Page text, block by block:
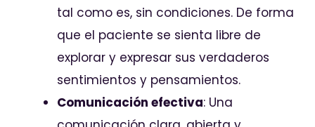
tal como es, sin condiciones. De forma
que el paciente se sienta libre de
explorar y expresar sus verdaderos
sentimientos y pensamientos.
Comunicación efectiva: Una